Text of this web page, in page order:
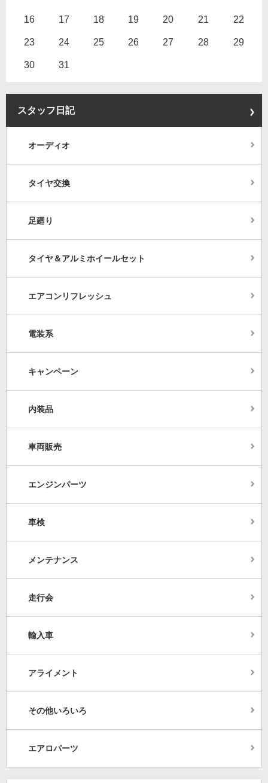
16 17 18 19 20 21 22
23 24 25 26 27 28 29
30 31
スタッフ日記
オーディオ
タイヤ交換
足廻り
タイヤ＆アルミホイールセット
エアコンリフレッシュ
電装系
キャンペーン
内装品
車両販売
エンジンパーツ
車検
メンテナンス
走行会
輸入車
アライメント
その他いろいろ
エアロパーツ